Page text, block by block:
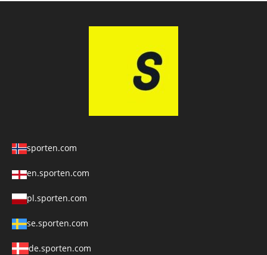
sporten.com
en.sporten.com
pl.sporten.com
se.sporten.com
de.sporten.com